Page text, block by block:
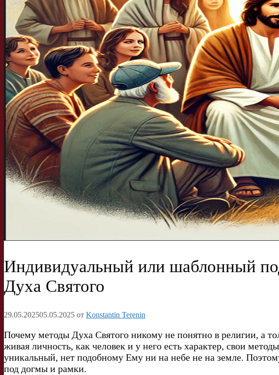
Индивидуальный или шаблонный
Духа Святого
29.05.202505.05.2025 от Konstantin Terenin
Почему методы Духа Святого никому не понятно в религии, а
живая личность, как человек и у него есть характер, свои
уникальный, нет подобному Ему ни на небе не на земле.
под догмы и рамки.